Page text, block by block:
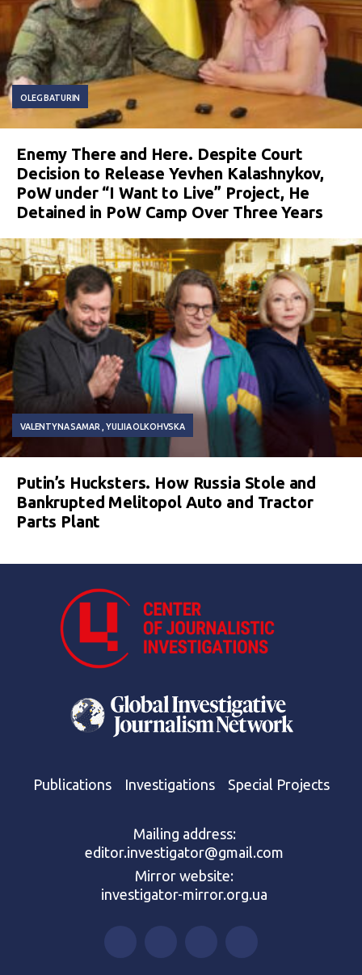
OLEG BATURIN
Enemy There and Here. Despite Court
Decision to Release Yevhen Kalashnykov,
PoW under “I Want to Live” Project, He
Detained in PoW Camp Over Three Years
VALENTYNA SAMAR YULIIA OLKOHVSKA
Putin’s Hucksters. How Russia Stole and
Bankrupted Melitopol Auto and Tractor
Parts Plant
Publications Investigations Special Projects
Mailing address:
editor.investigator@gmail.com
Mirror website:
investigator-mirror.org.ua